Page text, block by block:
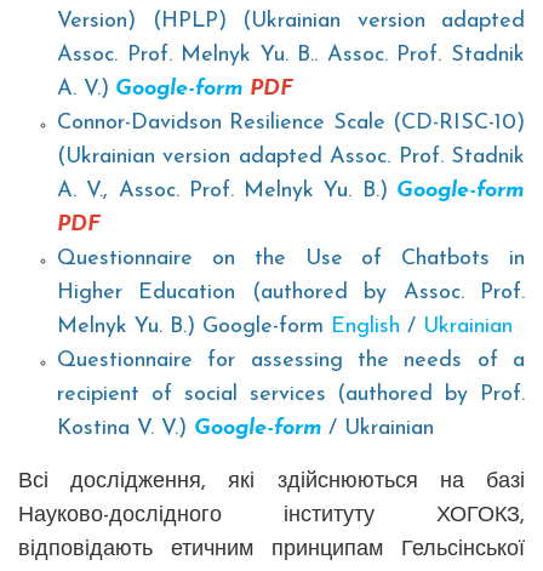
Version) (HPLP) (Ukrainian version adapted
Assoc. Prof. Melnyk Yu. B.. Assoc. Prof. Stadnik
A. V.) Google-form PDF
Connor-Davidson Resilience Scale (CD-RISC-10)
(Ukrainian version adapted Assoc. Prof. Stadnik
A. V., Assoc. Prof. Melnyk Yu. B.) Google-form
PDF
Questionnaire on the Use of Chatbots in
Higher Education (authored by Assoc. Prof.
Melnyk Yu. B.) Google-form English / Ukrainian
Questionnaire for assessing the needs of a
recipient of social services (authored by Prof.
Kostina V. V.) Google-form / Ukrainian
Всі дослідження, які здійснюються на базі
Науково-дослідного інституту ХОГОКЗ,
відповідають етичним принципам Гельсінської